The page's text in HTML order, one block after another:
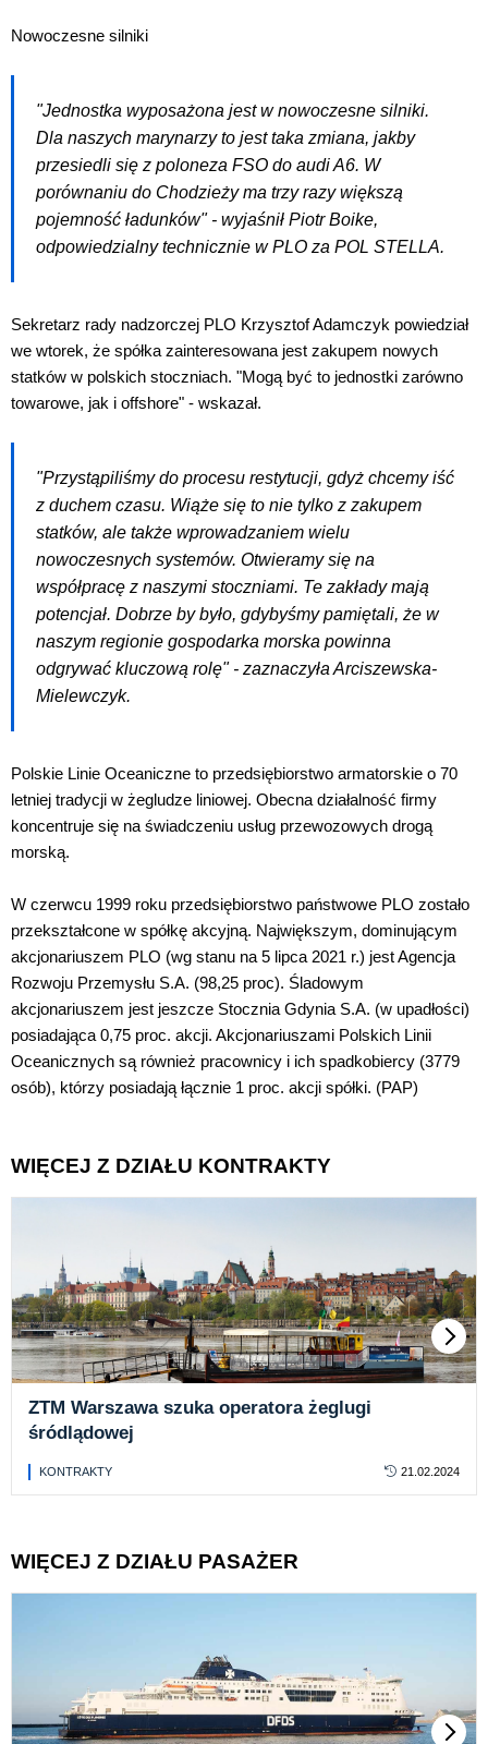
Nowoczesne silniki
"Jednostka wyposażona jest w nowoczesne silniki.
Dla naszych marynarzy to jest taka zmiana, jakby
przesiedli się z poloneza FSO do audi A6. W
porównaniu do Chodzieży ma trzy razy większą
pojemność ładunków" - wyjaśnił Piotr Boike,
odpowiedzialny technicznie w PLO za POL STELLA.
Sekretarz rady nadzorczej PLO Krzysztof Adamczyk powiedział
we wtorek, że spółka zainteresowana jest zakupem nowych
statków w polskich stoczniach. "Mogą być to jednostki zarówno
towarowe, jak i offshore" - wskazał.
"Przystąpiliśmy do procesu restytucji, gdyż chcemy iść
z duchem czasu. Wiąże się to nie tylko z zakupem
statków, ale także wprowadzaniem wielu
nowoczesnych systemów. Otwieramy się na
współpracę z naszymi stoczniami. Te zakłady mają
potencjał. Dobrze by było, gdybyśmy pamiętali, że w
naszym regionie gospodarka morska powinna
odgrywać kluczową rolę" - zaznaczyła Arciszewska-
Mielewczyk.
Polskie Linie Oceaniczne to przedsiębiorstwo armatorskie o 70
letniej tradycji w żegludze liniowej. Obecna działalność firmy
koncentruje się na świadczeniu usług przewozowych drogą
morską.
W czerwcu 1999 roku przedsiębiorstwo państwowe PLO zostało
przekształcone w spółkę akcyjną. Największym, dominującym
akcjonariuszem PLO (wg stanu na 5 lipca 2021 r.) jest Agencja
Rozwoju Przemysłu S.A. (98,25 proc). Śladowym
akcjonariuszem jest jeszcze Stocznia Gdynia S.A. (w upadłości)
posiadająca 0,75 proc. akcji. Akcjonariuszami Polskich Linii
Oceanicznych są również pracownicy i ich spadkobiercy (3779
osób), którzy posiadają łącznie 1 proc. akcji spółki. (PAP)
WIĘCEJ Z DZIAŁU KONTRAKTY
ZTM Warszawa szuka operatora żeglugi
śródlądowej
KONTRAKTY 21.02.2024
WIĘCEJ Z DZIAŁU PASAŻER